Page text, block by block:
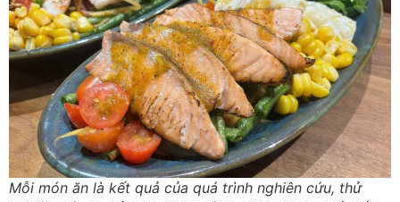
Mỗi món ăn là kết quả của quá trình nghiên cứu, thử